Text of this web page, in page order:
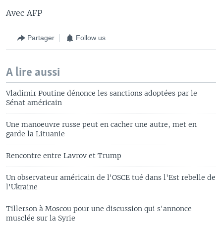
Avec AFP
Partager Follow us
A lire aussi
Vladimir Poutine dénonce les sanctions adoptées par le
Sénat américain
Une manoeuvre russe peut en cacher une autre, met en
garde la Lituanie
Rencontre entre Lavrov et Trump
Un observateur américain de l'OSCE tué dans l'Est rebelle de
l'Ukraine
Tillerson à Moscou pour une discussion qui s'annonce
musclée sur la Syrie